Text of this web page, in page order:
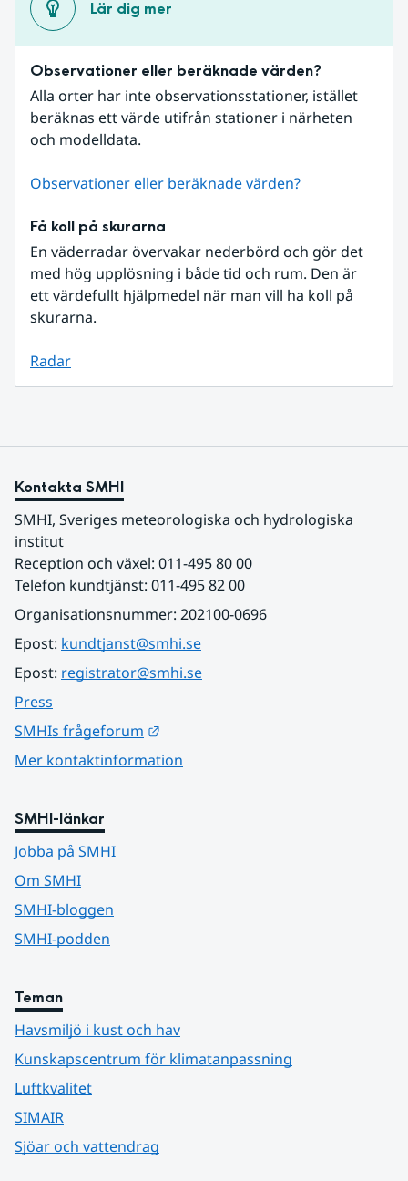
Lär dig mer
Observationer eller beräknade värden?
Alla orter har inte observationsstationer, istället
beräknas ett värde utifrån stationer i närheten
och modelldata.
Observationer eller beräknade värden?
Få koll på skurarna
En väderradar övervakar nederbörd och gör det
med hög upplösning i både tid och rum. Den är
ett värdefullt hjälpmedel när man vill ha koll på
skurarna.
Radar
Kontakta SMHI
SMHI, Sveriges meteorologiska och hydrologiska
institut
Reception och växel: 011-495 80 00
Telefon kundtjänst: 011-495 82 00
Organisationsnummer: 202100-0696
Epost: kundtjanst@smhi.se
Epost: registrator@smhi.se
Press
SMHIs frågeforum
Mer kontaktinformation
SMHI-länkar
Jobba på SMHI
Om SMHI
SMHI-bloggen
SMHI-podden
Teman
Havsmiljö i kust och hav
Kunskapscentrum för klimatanpassning
Luftkvalitet
SIMAIR
Sjöar och vattendrag